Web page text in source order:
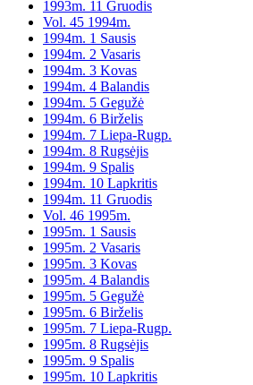
1993m. 11 Gruodis
Vol. 45 1994m.
1994m. 1 Sausis
1994m. 2 Vasaris
1994m. 3 Kovas
1994m. 4 Balandis
1994m. 5 Gegužė
1994m. 6 Birželis
1994m. 7 Liepa-Rugp.
1994m. 8 Rugsėjis
1994m. 9 Spalis
1994m. 10 Lapkritis
1994m. 11 Gruodis
Vol. 46 1995m.
1995m. 1 Sausis
1995m. 2 Vasaris
1995m. 3 Kovas
1995m. 4 Balandis
1995m. 5 Gegužė
1995m. 6 Birželis
1995m. 7 Liepa-Rugp.
1995m. 8 Rugsėjis
1995m. 9 Spalis
1995m. 10 Lapkritis